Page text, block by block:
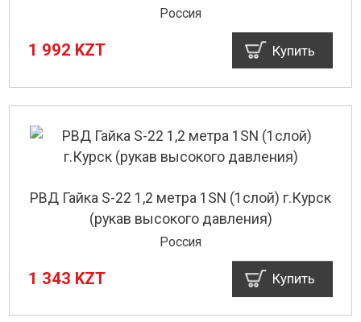
Россия
1 992 KZT Купить
РВД Гайка S-22 1,2 метра 1SN (1слой) г.Курск
(рукав высокого давления)
Россия
1 343 KZT Купить